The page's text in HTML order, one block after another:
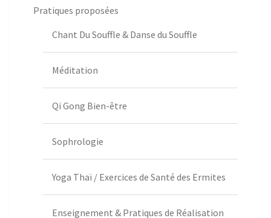
Pratiques proposées
Chant Du Souffle & Danse du Souffle
Méditation
Qi Gong Bien-être
Sophrologie
Yoga Thaï / Exercices de Santé des Ermites
Enseignement & Pratiques de Réalisation